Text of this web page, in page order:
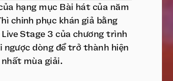
hạng mục Bài hát của năm
chinh phục khán giả bằng
Stage 3 của chương trình
ngược dòng để trở thành hiện
mùa giải.